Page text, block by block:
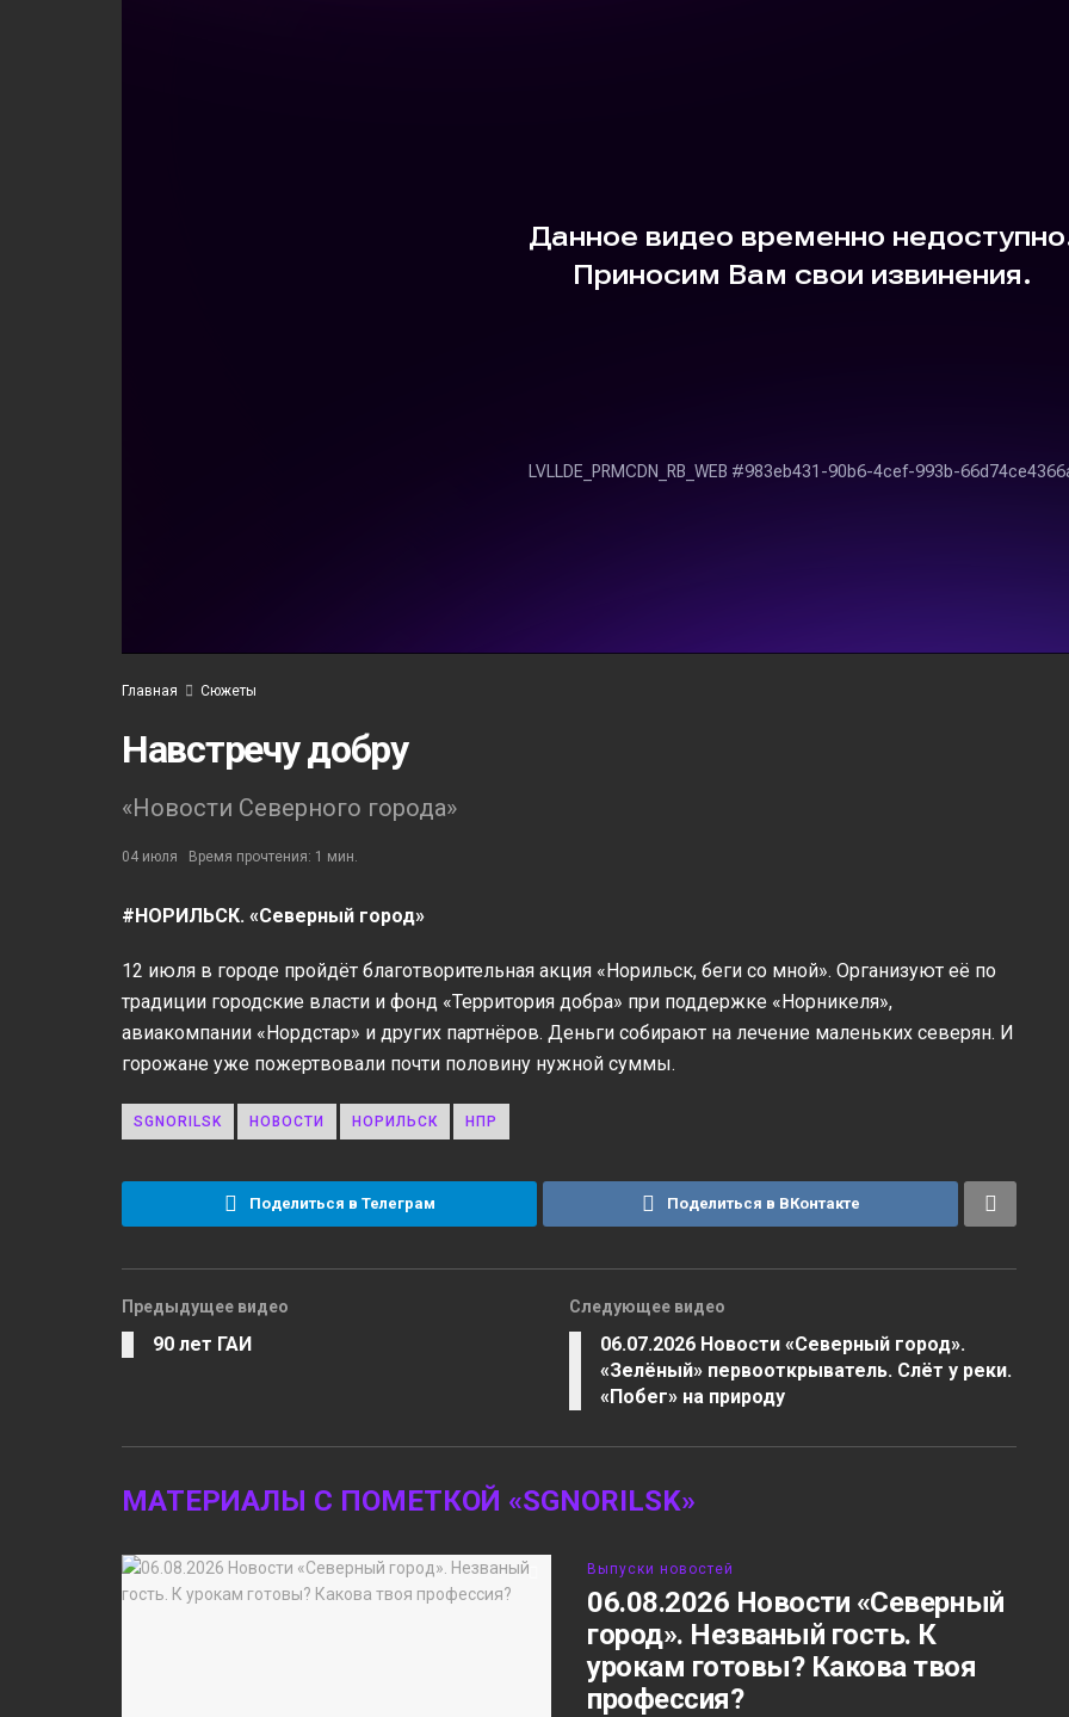
Главная Сюжеты
Навстречу добру
«Новости Северного города»
04 июля Время прочтения: 1 мин.
#НОРИЛЬСК. «Северный город»
12 июля в городе пройдёт благотворительная акция «Норильск, беги со мной». Организуют её по
традиции городские власти и фонд «Территория добра» при поддержке «Норникеля»,
авиакомпании «Нордстар» и других партнёров. Деньги собирают на лечение маленьких северян. И
горожане уже пожертвовали почти половину нужной суммы.
SGNORILSK НОВОСТИ НОРИЛЬСК НПР
Поделиться в Телеграм Поделиться в ВКонтакте
Предыдущее видео
90 лет ГАИ
Следующее видео
06.07.2026 Новости «Северный город».
«Зелёный» первооткрыватель. Слёт у реки.
«Побег» на природу
МАТЕРИАЛЫ С ПОМЕТКОЙ «SGNORILSK»
Выпуски новостей
06.08.2026 Новости «Северный
город». Незваный гость. К
урокам готовы? Какова твоя
профессия?